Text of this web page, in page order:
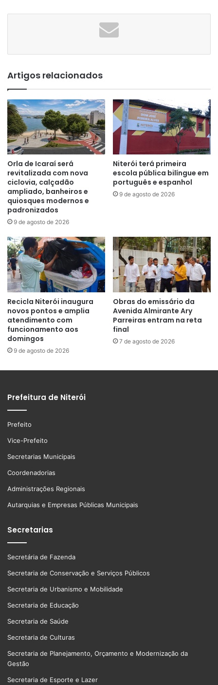
Artigos relacionados
Orla de Icaraí será
revitalizada com nova
ciclovia, calçadão
ampliado, banheiros e
quiosques modernos e
padronizados
9 de agosto de 2026
Niterói terá primeira
escola pública bilíngue em
português e espanhol
9 de agosto de 2026
Recicla Niterói inaugura
novos pontos e amplia
atendimento com
funcionamento aos
domingos
9 de agosto de 2026
Obras do emissário da
Avenida Almirante Ary
Parreiras entram na reta
final
7 de agosto de 2026
Prefeitura de Niterói
Prefeito
Vice-Prefeito
Secretarias Municipais
Coordenadorias
Administrações Regionais
Autarquias e Empresas Públicas Municipais
Secretarias
Secretária de Fazenda
Secretaria de Conservação e Serviços Públicos
Secretaria de Urbanismo e Mobilidade
Secretaria de Educação
Secretaria de Saúde
Secretaria de Culturas
Secretaria de Planejamento, Orçamento e Modernização da
Gestão
Secretaria de Esporte e Lazer